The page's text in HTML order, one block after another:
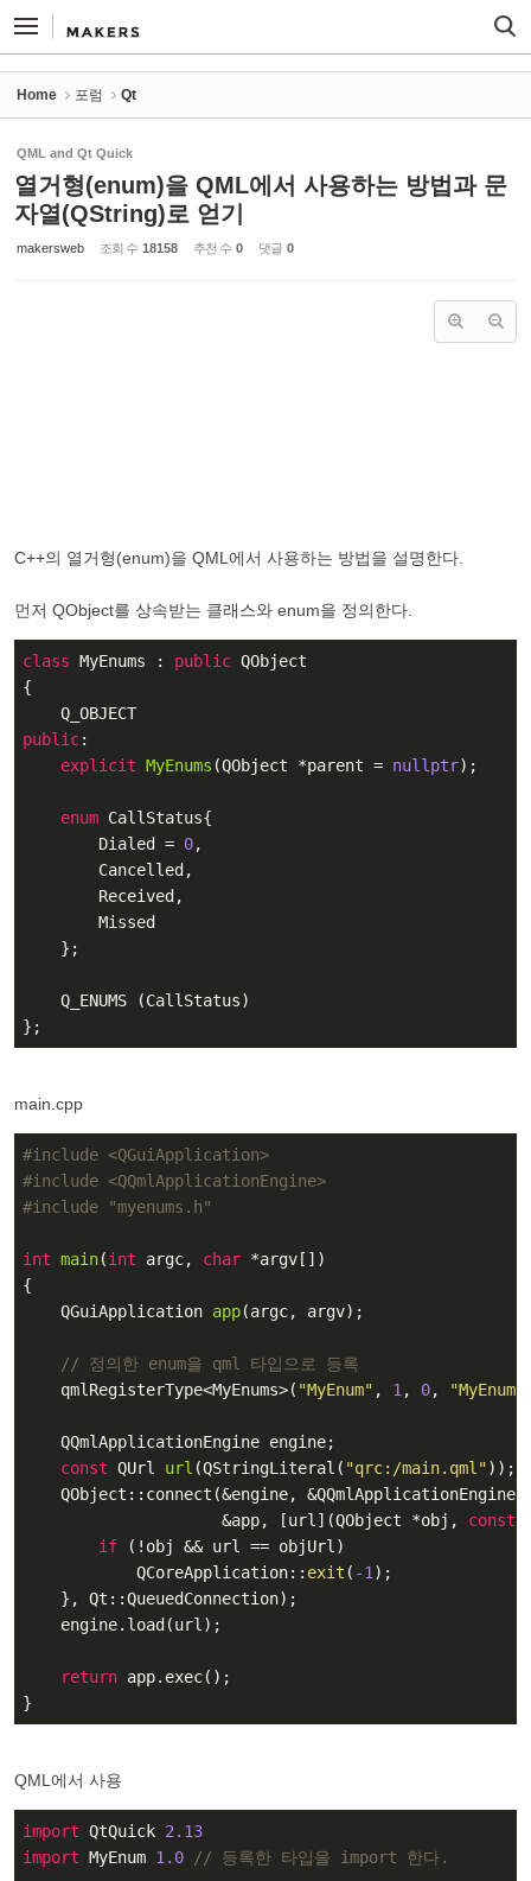
Home 포럼 Qt
QML and Qt Quick
열거형(enum)을 QML에서 사용하는 방법과 문
자열(QString)로 얻기
makersweb 조회 수 18158 추천 수 0 댓글 0
C++의 열거형(enum)을 QML에서 사용하는 방법을 설명한다.
먼저 QObject를 상속받는 클래스와 enum을 정의한다.
class MyEnums : public QObject
{
public:
explicit MyEnums (QObject *parent = nullptr) ;
enum CallStatus{
        Dialed =
0,
        Cancelled,
        Received,
        Missed
    };
    Q_ENUMS (CallStatus)
};
main.cpp
#include <QGuiApplication>
#include <QQmlApplicationEngine>
#include "myenums.h"
int main(int argc, char *argv[])
{
QGuiApplication app(argc, argv) ;
// 정의한 enum을 qml 타입으로 등록
    qmlRegisterType<MyEnums>(
"MyEnum" , 1 , 0, "MyEnum"
    QQmlApplicationEngine engine;
const QUrl url (QStringLiteral( "qrc:/main.qml")) ;
QObject::connect(&engine,
                     &app, [url](QObject *obj,
const
if (!obj && url == objUrl)
            QCoreApplication::
exit ( -1 );
    }, Qt::QueuedConnection);
    engine.load(url);
return app.exec();
}
QML에서 사용
import QtQuick 2.13
import MyEnum 1.0 // 등록한 타입을 import 한다.